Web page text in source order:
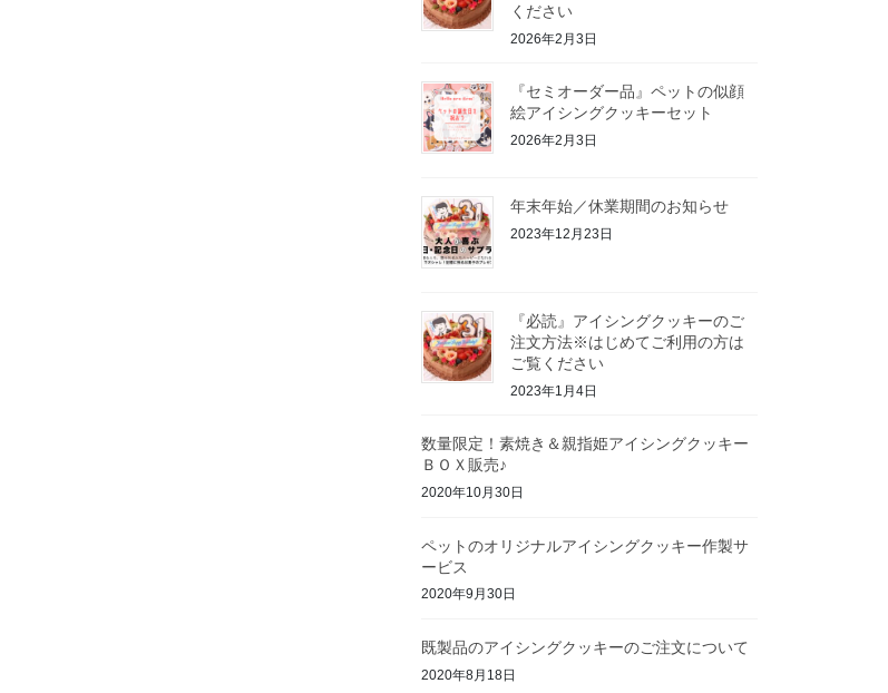
ください
2026年2月3日
『セミオーダー品』ペットの似顔
絵アイシングクッキーセット
2026年2月3日
年末年始／休業期間のお知らせ
2023年12月23日
『必読』アイシングクッキーのご
注文方法※はじめてご利用の方は
ご覧ください
2023年1月4日
数量限定！素焼き＆親指姫アイシングクッキー
ＢＯＸ販売♪
2020年10月30日
ペットのオリジナルアイシングクッキー作製サ
ービス
2020年9月30日
既製品のアイシングクッキーのご注文について
2020年8月18日